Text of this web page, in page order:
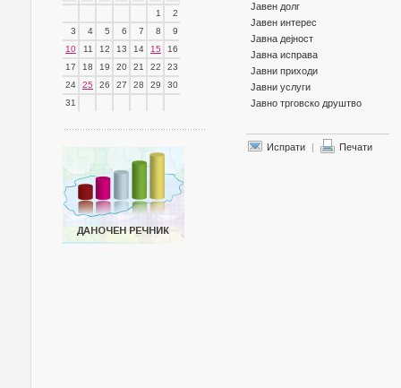
1
2
3
4 5 6 7 8
9
10
11 12 13 14 15
16
17
18 19 20 21 22
23
24
25 26 27 28 29
30
31
Јавен долг
Јавен интерес
Јавна дејност
Јавна исправа
Јавни приходи
Јавни услуги
Јавно трговско друштво
Испрати | Печати